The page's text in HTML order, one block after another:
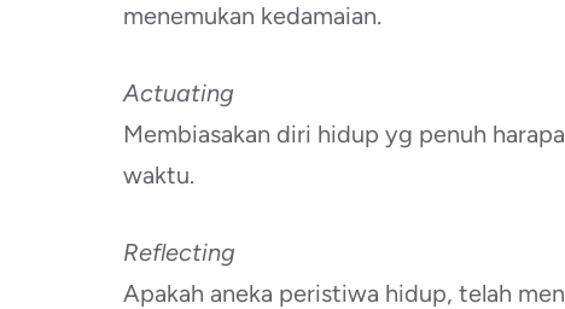
menemukan kedamaian.
Actuating
Membiasakan diri hidup yg penuh
waktu.
Reflecting
Apakah aneka peristiwa hidup, telah